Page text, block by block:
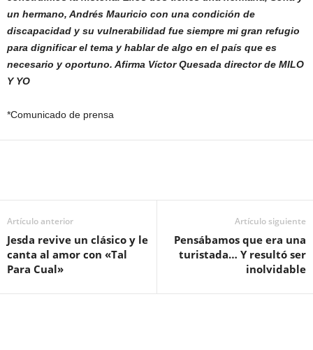
un hermano, Andrés Mauricio con una condición de
discapacidad y su vulnerabilidad fue siempre mi gran refugio
para dignificar el tema y hablar de algo en el país que es
necesario y oportuno. Afirma Víctor Quesada director de MILO
Y YO
*Comunicado de prensa
Artículo anterior
Jesda revive un clásico y le
canta al amor con «Tal
Para Cual»
Artículo siguiente
Pensábamos que era una
turistada… Y resultó ser
inolvidable